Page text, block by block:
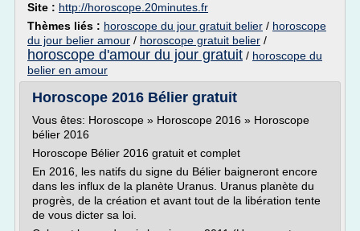
Site : http://horoscope.20minutes.fr
Thèmes liés : horoscope du jour gratuit belier / horoscope
du jour belier amour / horoscope gratuit belier /
horoscope d'amour du jour gratuit / horoscope du
belier en amour
Horoscope 2016 Bélier gratuit
Vous êtes: Horoscope » Horoscope 2016 » Horoscope
bélier 2016
Horoscope Bélier 2016 gratuit et complet
En 2016, les natifs du signe du Bélier baigneront encore
dans les influx de la planète Uranus. Uranus planète du
progrès, de la création et avant tout de la libération tente
de vous dicter sa loi.